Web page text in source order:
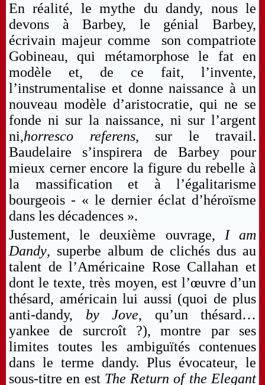
En réalité, le mythe du dandy, nous le
devons à Barbey, le génial Barbey,
écrivain majeur comme son compatriote
Gobineau, qui métamorphose le fat en
modèle et, de ce fait, l’invente,
l’instrumentalise et donne naissance à un
nouveau modèle d’aristocratie, qui ne se
fonde ni sur la naissance, ni sur l’argent
ni,horresco referens, sur le travail.
Baudelaire s’inspirera de Barbey pour
mieux cerner encore la figure du rebelle à
la massification et à l’égalitarisme
bourgeois - « le dernier éclat d’héroïsme
dans les décadences ».
Justement, le deuxième ouvrage, I am
Dandy, superbe album de clichés dus au
talent de l’Américaine Rose Callahan et
dont le texte, très moyen, est l’œuvre d’un
thésard, américain lui aussi (quoi de plus
anti-dandy, by Jove, qu’un thésard…
yankee de surcroît ?), montre par ses
limites toutes les ambiguïtés contenues
dans le terme dandy. Plus évocateur, le
sous-titre en est The Return of the Elegant